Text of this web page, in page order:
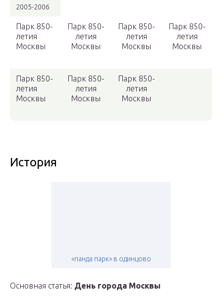
2005-2006
Парк 850-
летия
Москвы
Парк 850-
летия
Москвы
Парк 850-
летия
Москвы
Парк 850-
летия
Москвы
Парк 850-
летия
Москвы
Парк 850-
летия
Москвы
Парк 850-
летия
Москвы
История
«панда парк» в одинцово
Основная статья: День города Москвы